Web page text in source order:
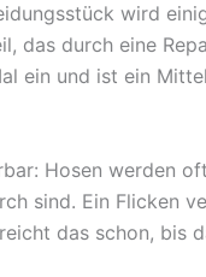
wird
das durch eine
ein und ist ein
Hosen werden
sind. Ein Flicken
das schon, bis